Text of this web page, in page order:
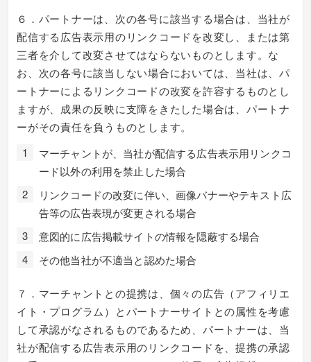
６．パートナーは、次の各号に該当する場合は、当社が
配信する広告表示用のリンクコードを改変し、または第
三者を介して改変させてはならないものとします。な
お、次の各号に該当しない場合においては、当社は、パ
ートナーによるリンクコードの改変を許容するものとし
ますが、成果の反映に支障をきたした場合は、パートナ
ーがその責任を負うものとします。
マーチャントが、当社が配信する広告表示用リンクコ
ード以外の利用を禁止した場合
リンクコードの改変に伴い、画像バナーやテキスト広
告等の広告表現が変更される場合
意図的に広告掲載サイトの情報を隠蔽する場合
その他当社が不適当と認めた場合
７．マーチャントとの提携は、個々の広告（アフィリエ
イト・プログラム）とパートナーサイトとの属性を考慮
して承認がなされるものであるため、パートナーは、当
社が配信する広告表示用のリンクコードを、提携の承認